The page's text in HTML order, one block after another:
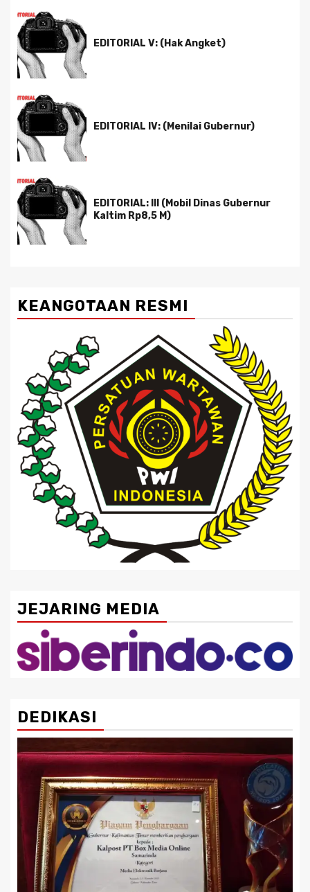
EDITORIAL V: (Hak Angket)
EDITORIAL IV: (Menilai Gubernur)
EDITORIAL: III (Mobil Dinas Gubernur
Kaltim Rp8,5 M)
KEANGOTAAN RESMI
JEJARING MEDIA
DEDIKASI